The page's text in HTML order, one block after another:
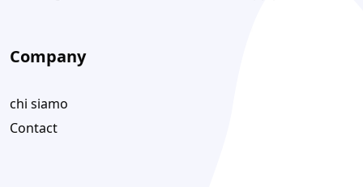
Company
chi siamo
Contact